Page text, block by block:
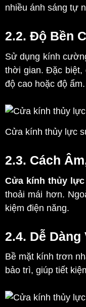
nhiều ánh sáng tự
2.2. Độ Bền
Sử dụng kính
thời gian. Đặc biệt,
độ cao hoặc độ ẩm.
Cửa kính thủy lực
2.3. Cách
Cửa kính thủy lực
thoải mái hơn.
kiệm điện năng.
2.4. Dễ
Bề mặt kính trơn
bảo trì, giúp tiết